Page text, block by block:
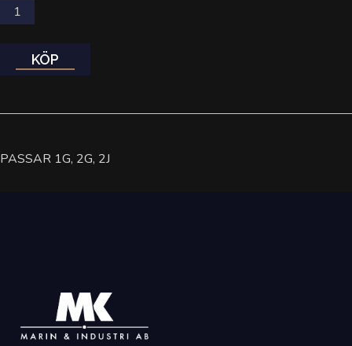
KÖP
PASSAR 1G, 2G, 2J